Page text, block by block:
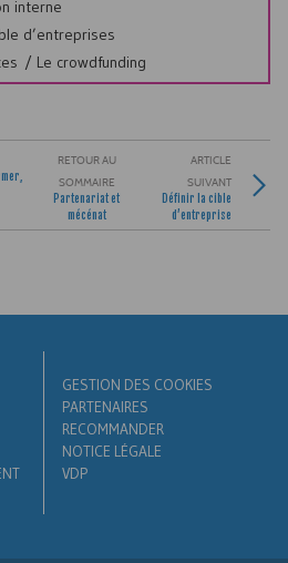
interne
d’entreprises
/ Le crowdfunding
RETOUR AU
SOMMAIRE
Partenariat et
mécénat
ARTICLE
SUIVANT
Définir la cible
d’entreprise
GESTION DES COOKIES
PARTENAIRES
RECOMMANDER
NOTICE LÉGALE
VDP